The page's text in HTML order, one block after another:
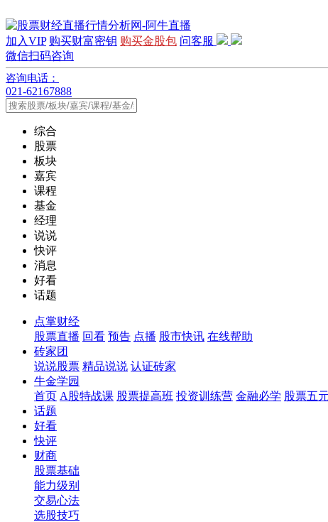
加入VIP 购买财富密钥 购买金股包 问客服
微信扫码咨询
咨询电话：
021-62167888
综合
股票
板块
嘉宾
课程
基金
经理
说说
快评
消息
好看
话题
点掌财经
股票直播 回看 预告 点播 股市快讯 在线帮助
砖家团
说说股票 精品说说 认证砖家
牛金学园
首页 A股特战课 股票提高班 投资训练营 金融必学 股票五
话题
好看
快评
财商
股票基础
能力级别
交易心法
选股技巧